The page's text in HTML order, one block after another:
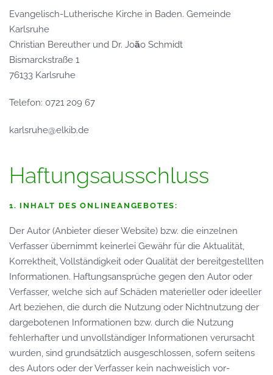
Evangelisch-Lutherische Kirche in Baden. Gemeinde
Karlsruhe
Christian Bereuther und Dr. João Schmidt
Bismarckstraße 1
76133 Karlsruhe
Telefon: 0721 209 67
karlsruhe@elkib.de
Haftungsausschluss
1. INHALT DES ONLINEANGEBOTES:
Der Autor (Anbieter dieser Website) bzw. die einzelnen
Verfasser über­nimmt keinerlei Gewähr für die Aktualität,
Korrektheit, Vollständig­keit oder Qualität der bereit­gestellten
Informationen. Haftungs­ansprüche gegen den Autor oder
Verfasser, welche sich auf Schäden materieller oder ideeller
Art beziehen, die durch die Nutzung oder Nicht­nutzung der
dar­gebotenen Informationen bzw. durch die Nutzung
fehler­hafter und unvolls­tändiger Informationen verursacht
wurden, sind grund­sätzlich aus­ge­schlossen, sofern seitens
des Autors oder der Verfasser kein nach­weislich vor­